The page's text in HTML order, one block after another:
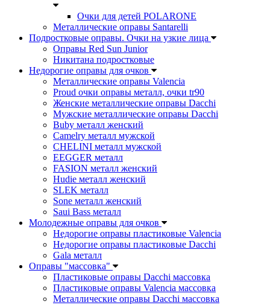
Очки для детей POLARONE
Металлические оправы Santarelli
Подростковые оправы. Очки на узкие лица
Оправы Red Sun Junior
Никитана подростковые
Недорогие оправы для очков
Металлические оправы Valencia
Proud очки оправы металл, очки tr90
Женские металлические оправы Dacchi
Мужские металлические оправы Dacchi
Buby металл женский
Camelry металл мужской
CHELINI металл мужской
EEGGER металл
FASION металл женский
Hudie металл женский
SLEK металл
Sone металл женский
Saui Bass металл
Молодежные оправы для очков
Недорогие оправы пластиковые Valencia
Недорогие оправы пластиковые Dacchi
Gala металл
Оправы "массовка"
Пластиковые оправы Dacchi массовка
Пластиковые оправы Valencia массовка
Металлические оправы Dacchi массовка